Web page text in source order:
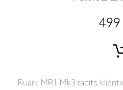
499
Ruark MR1 Mk3 radīts